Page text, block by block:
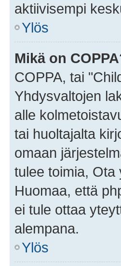
aktiivisempi
Ylös
Mikä on
COPPA, tai
Yhdysvaltojen
alle
tai huoltajalta
omaan
tulee toimia, Ota
Huomaa, että
ei tule ottaa
alempana.
Ylös